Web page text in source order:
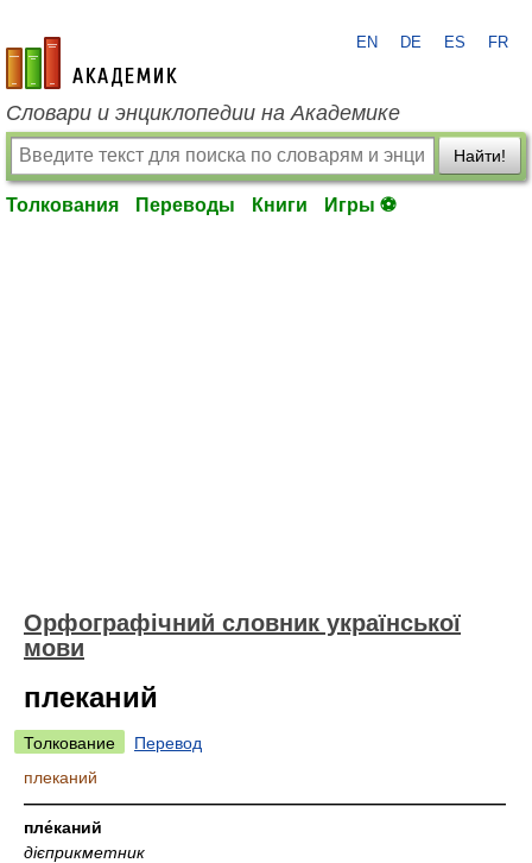
academic.ru
EN DE ES FR
Словари и энциклопедии на Академике
Найти!
Толкования Переводы Книги Игры ⚽
Орфографічний словник української
мови
плеканий
Толкование
Перевод
плеканий
—————————————————————————————
пле́каний
дієприкметник